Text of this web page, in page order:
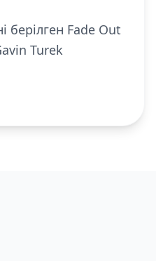
берілген Fade Out
Turek